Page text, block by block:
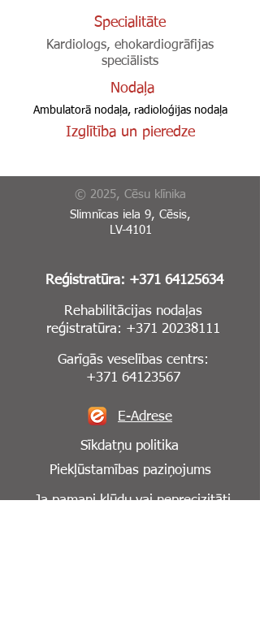
Specialitāte
Kardiologs, ehokardiogrāfijas
speciālists
Nodaļa
Ambulatorā nodaļa, radioloģijas nodaļa
Izglītība un pieredze
© 2025, Cēsu klīnika
Slimnīcas iela 9, Cēsis,
LV-4101
Reģistratūra: +371 64125634
Rehabilitācijas nodaļas
reģistratūra: +371 20238111
Garīgās veselības centrs:
+371 64123567
E-Adrese
Sīkdatņu politika
Piekļūstamības paziņojums
Ja pamani kļūdu vai neprecizitāti